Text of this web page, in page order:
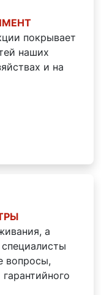
покрывает
наших
и на
а
вопросы,